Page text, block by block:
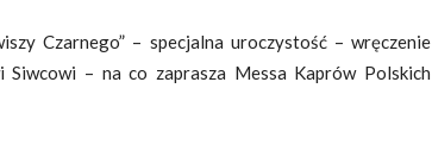
Czarnego” – specjalna uroczystość – wręczenie
Siwcowi – na co zaprasza Messa Kaprów Polskich